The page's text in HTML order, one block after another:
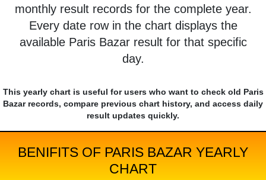
monthly result records for the complete year.
Every date row in the chart displays the
available Paris Bazar result for that specific
day.
This yearly chart is useful for users who want to check old Paris
Bazar records, compare previous chart history, and access daily
result updates quickly.
BENIFITS OF PARIS BAZAR YEARLY
CHART